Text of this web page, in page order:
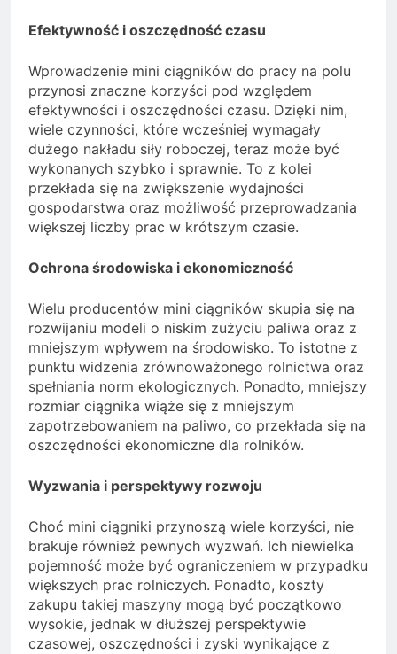
Efektywność i oszczędność czasu
Wprowadzenie mini ciągników do pracy na polu
przynosi znaczne korzyści pod względem
efektywności i oszczędności czasu. Dzięki nim,
wiele czynności, które wcześniej wymagały
dużego nakładu siły roboczej, teraz może być
wykonanych szybko i sprawnie. To z kolei
przekłada się na zwiększenie wydajności
gospodarstwa oraz możliwość przeprowadzania
większej liczby prac w krótszym czasie.
Ochrona środowiska i ekonomiczność
Wielu producentów mini ciągników skupia się na
rozwijaniu modeli o niskim zużyciu paliwa oraz z
mniejszym wpływem na środowisko. To istotne z
punktu widzenia zrównoważonego rolnictwa oraz
spełniania norm ekologicznych. Ponadto, mniejszy
rozmiar ciągnika wiąże się z mniejszym
zapotrzebowaniem na paliwo, co przekłada się na
oszczędności ekonomiczne dla rolników.
Wyzwania i perspektywy rozwoju
Choć mini ciągniki przynoszą wiele korzyści, nie
brakuje również pewnych wyzwań. Ich niewielka
pojemność może być ograniczeniem w przypadku
większych prac rolniczych. Ponadto, koszty
zakupu takiej maszyny mogą być początkowo
wysokie, jednak w dłuższej perspektywie
czasowej, oszczędności i zyski wynikające z